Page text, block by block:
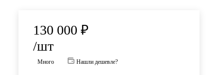
130 000 ₽
/шт
Много Нашли дешевле?